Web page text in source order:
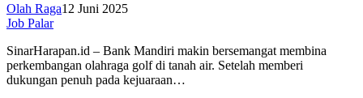
Olah Raga12 Juni 2025
Job Palar
SinarHarapan.id – Bank Mandiri makin bersemangat membina
perkembangan olahraga golf di tanah air. Setelah memberi
dukungan penuh pada kejuaraan…